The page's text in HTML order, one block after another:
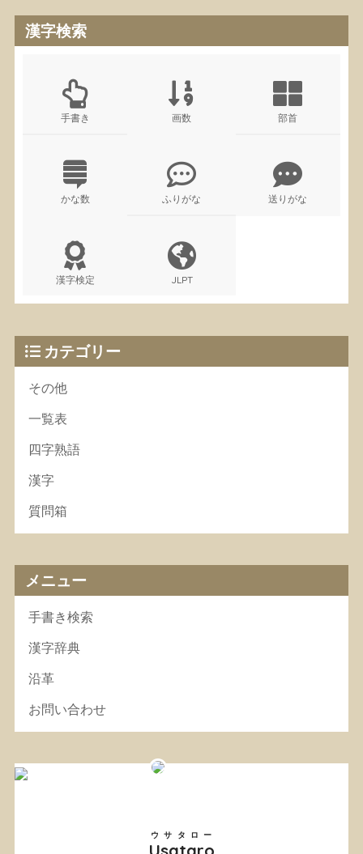
漢字検索
手書き 画数 部首
かな数 ふりがな 送りがな
漢字検定 JLPT
カテゴリー
その他
一覧表
四字熟語
漢字
質問箱
メニュー
手書き検索
漢字辞典
沿革
お問い合わせ
ウサタロー